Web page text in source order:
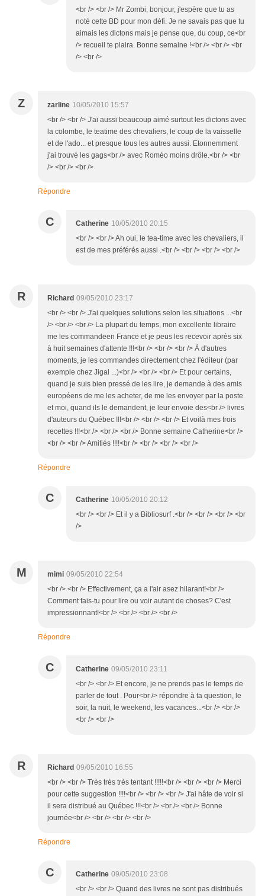
<br /> <br /> Mr Zombi, bonjour, j'espère que tu as
noté cette BD pour mon défi. Je ne savais pas que tu
aimais les dictons mais je pense que, du coup, ce<br
/> recueil te plaira. Bonne semaine !<br /> <br /> <br
/> <br />
Z zarline 10/05/2010 15:57
<br /> <br /> J'ai aussi beaucoup aimé surtout les dictons avec
la colombe, le teatime des chevaliers, le coup de la vaisselle
et de l'ado... et presque tous les autres aussi. Etonnemment
j'ai trouvé les gags<br /> avec Roméo moins drôle.<br /> <br
/> <br /> <br />
Répondre
C Catherine 10/05/2010 20:15
<br /> <br /> Ah oui, le tea-time avec les chevaliers, il
est de mes préférés aussi .<br /> <br /> <br /> <br />
R Richard 09/05/2010 23:17
<br /> <br /> J'ai quelques solutions selon les situations ...<br
/> <br /> <br /> La plupart du temps, mon excellente libraire
me les commandeen France et je peus les recevoir après six
à huit semaines d'attente !!!<br /> <br /> <br /> À d'autres
moments, je les commandes directement chez l'éditeur (par
exemple chez Jigal ...)<br /> <br /> <br /> Et pour certains,
quand je suis bien pressé de les lire, je demande à des amis
européens de me les acheter, de me les envoyer par la poste
et moi, quand ils le demandent, je leur envoie des<br /> livres
d'auteurs du Québec !!!<br /> <br /> <br /> Et voilà mes trois
recettes !!!<br /> <br /> <br /> Bonne semaine Catherine<br />
<br /> <br /> Amitiés !!!!<br /> <br /> <br /> <br />
Répondre
C Catherine 10/05/2010 20:12
<br /> <br /> Et il y a Bibliosurf .<br /> <br /> <br /> <br
/>
M mimi 09/05/2010 22:54
<br /> <br /> Effectivement, ça a l'air asez hilarant!<br />
Comment fais-tu pour lire ou voir autant de choses? C'est
impressionnant!<br /> <br /> <br /> <br />
Répondre
C Catherine 09/05/2010 23:11
<br /> <br /> Et encore, je ne prends pas le temps de
parler de tout . Pour<br /> répondre à ta question, le
soir, la nuit, le weekend, les vacances...<br /> <br />
<br /> <br />
R Richard 09/05/2010 16:55
<br /> <br /> Très très très tentant !!!!!<br /> <br /> <br /> Merci
pour cette suggestion !!!!<br /> <br /> <br /> J'ai hâte de voir si
il sera distribué au Québec !!!<br /> <br /> <br /> Bonne
journée<br /> <br /> <br /> <br />
Répondre
C Catherine 09/05/2010 23:08
<br /> <br /> Quand des livres ne sont pas distribués